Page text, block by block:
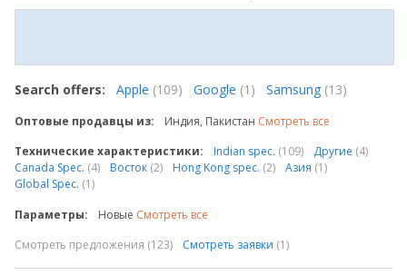
Search offers: Apple (109) Google (1) Samsung (13)
Оптовые продавцы из: Индия, Пакистан Смотреть все
Технические характеристики:
Indian spec. (109) Другие (4)
Canada Spec. (4) Восток (2) Hong Kong spec. (2) Азия (1)
Global Spec. (1)
Параметры:
Новые Смотреть все
Смотреть предложения (123)
Смотреть заявки (1)